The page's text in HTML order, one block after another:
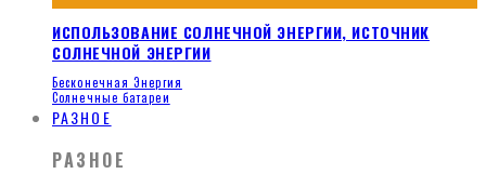
ИСПОЛЬЗОВАНИЕ СОЛНЕЧНОЙ ЭНЕРГИИ, ИСТОЧНИК
СОЛНЕЧНОЙ ЭНЕРГИИ
Бесконечная Энергия
Солнечные батареи
РАЗНОЕ
РАЗНОЕ